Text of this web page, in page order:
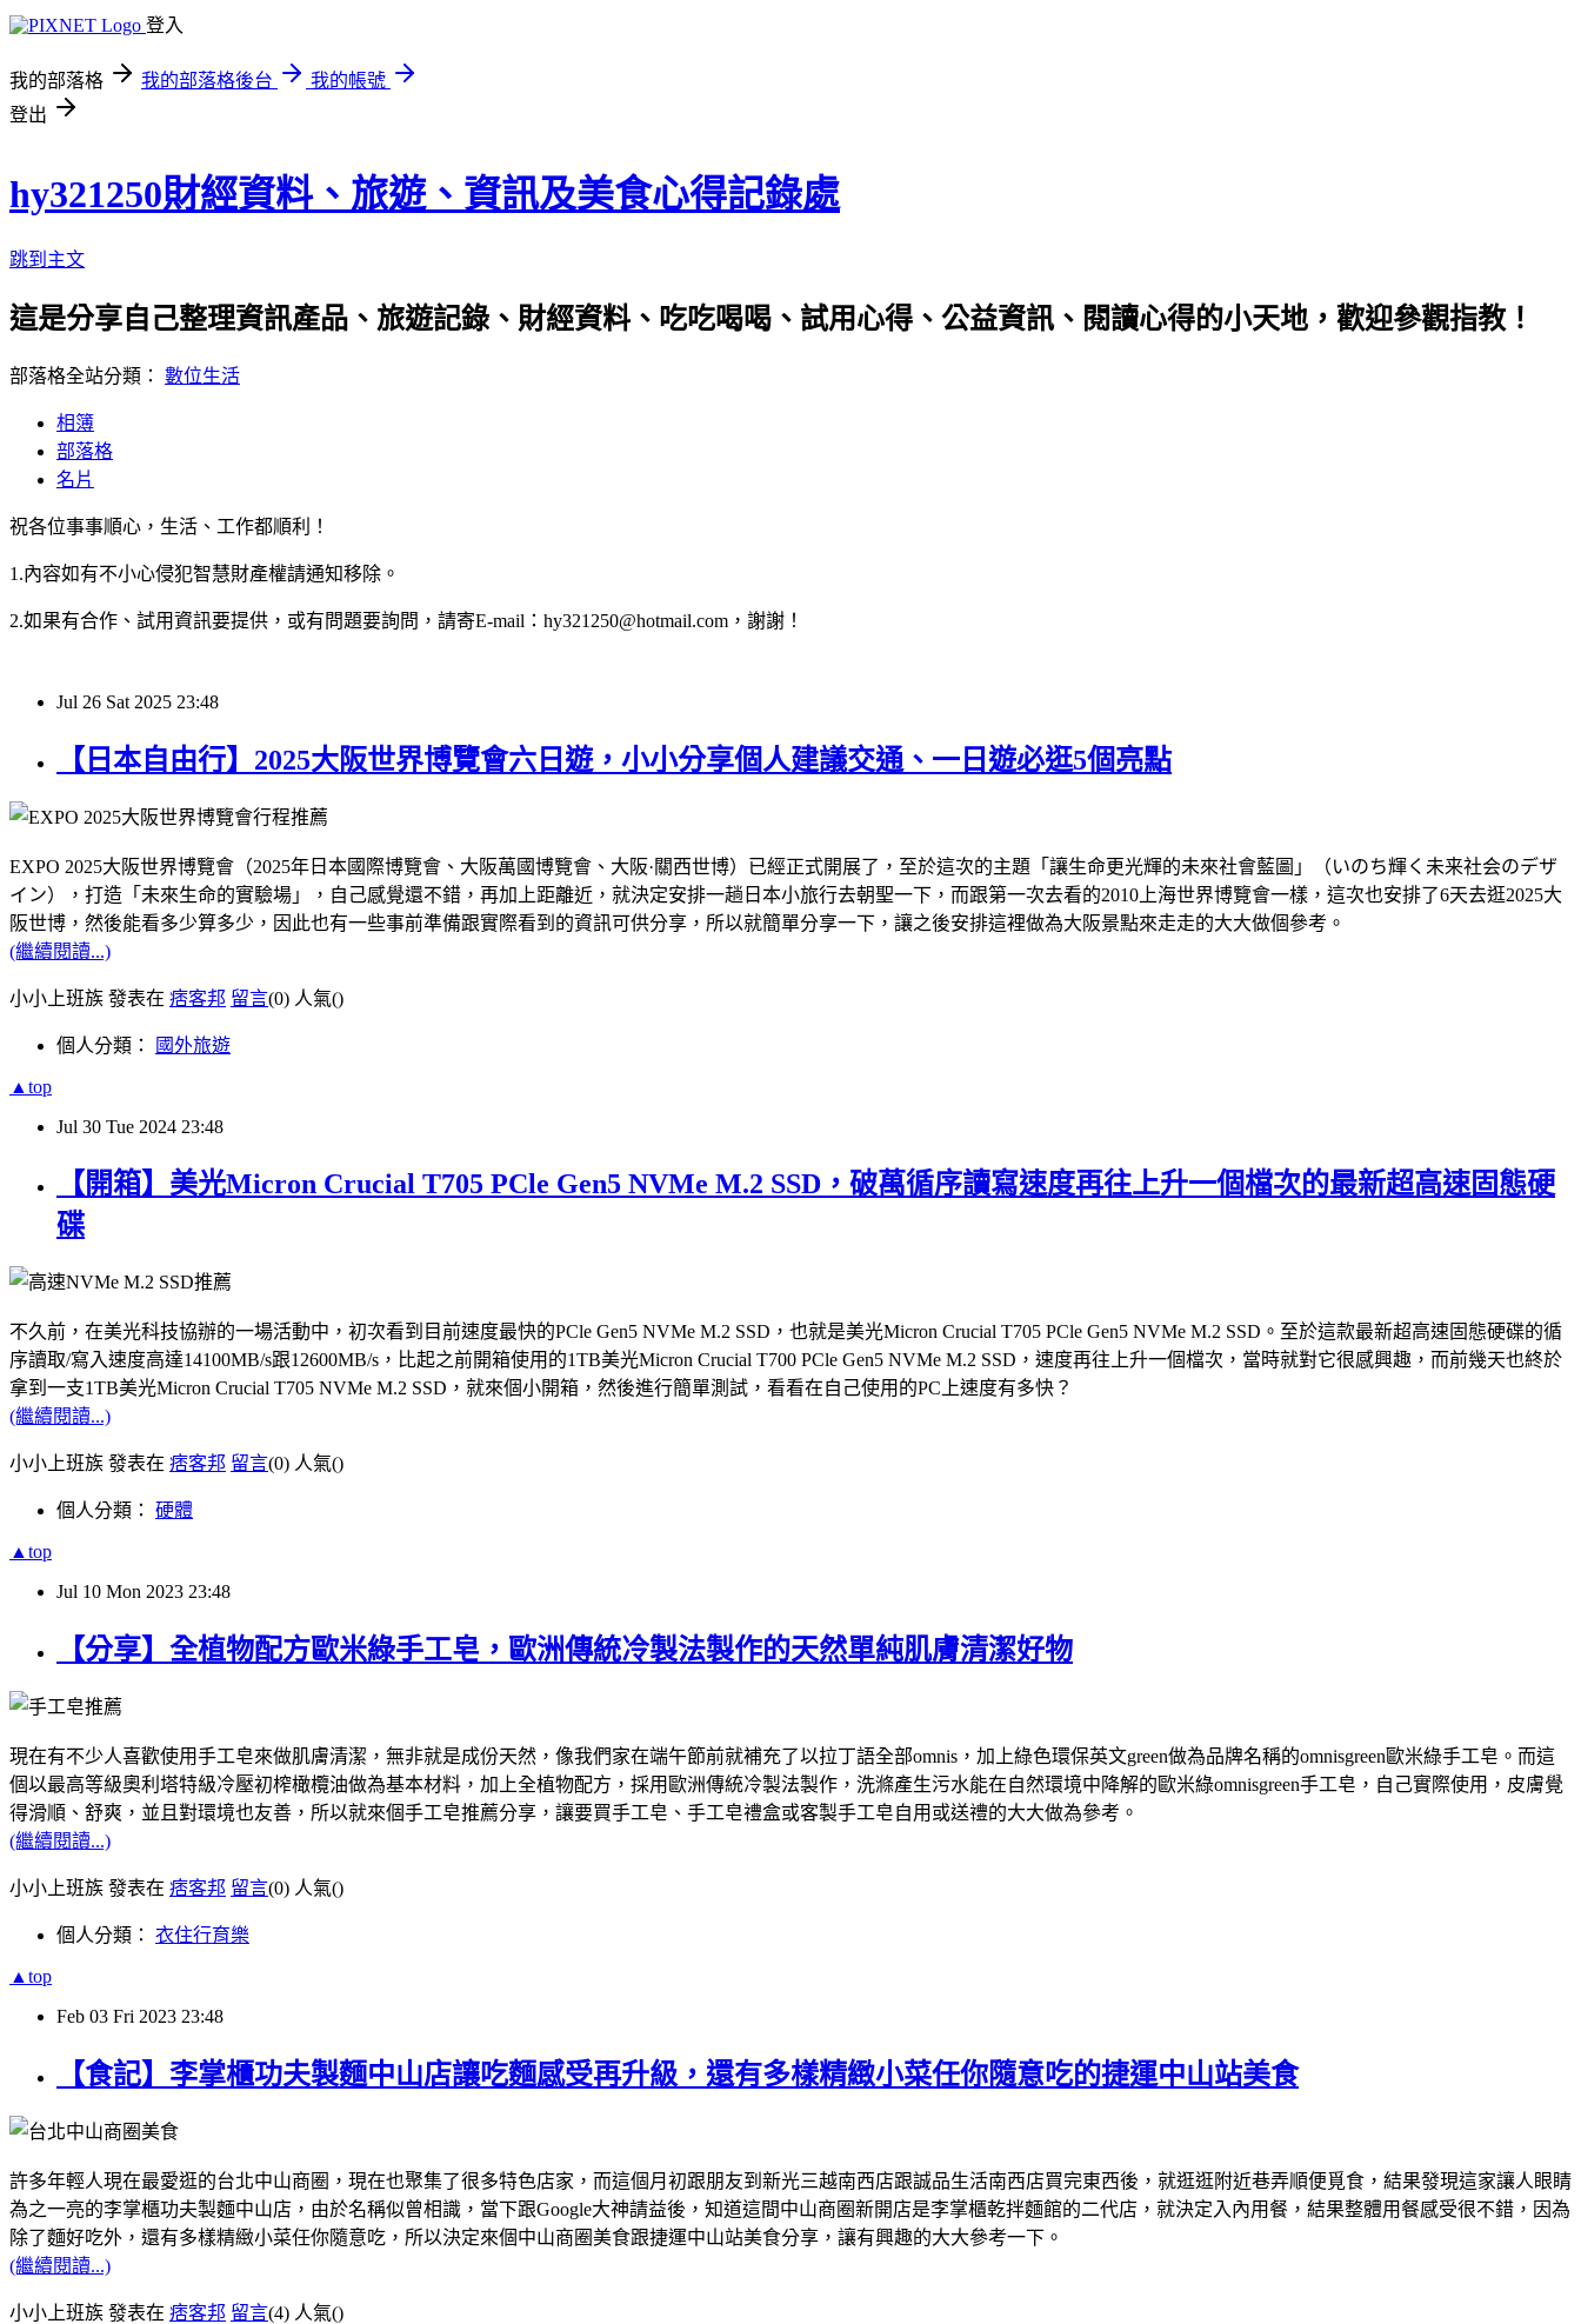
登入
我的部落格 我的部落格後台
我的帳號
登出
hy321250財經資料、旅遊、資訊及美食心得記錄處
跳到主文
這是分享自己整理資訊產品、旅遊記錄、財經資料、吃吃喝喝、試用心得、公益資訊、閱讀心得的小天地，歡迎參觀指教！
部落格全站分類： 數位生活
相簿
部落格
名片
祝各位事事順心，生活、工作都順利！
1.內容如有不小心侵犯智慧財產權請通知移除。
2.如果有合作、試用資訊要提供，或有問題要詢問，請寄E-mail：hy321250@hotmail.com，謝謝！
Jul 26 Sat 2025 23:48
【日本自由行】2025大阪世界博覽會六日遊，小小分享個人建議交通、一日遊必逛5個亮點
EXPO 2025大阪世界博覽會（2025年日本國際博覽會、大阪萬國博覽會、大阪·關西世博）已經正式開展了，至於這次的主題「讓生命更光輝的未來社會藍圖」（いのち輝く未来社会のデザ
イン），打造「未來生命的實驗場」，自己感覺還不錯，再加上距離近，就決定安排一趟日本小旅行去朝聖一下，而跟第一次去看的2010上海世界博覽會一樣，這次也安排了6天去逛2025大
阪世博，然後能看多少算多少，因此也有一些事前準備跟實際看到的資訊可供分享，所以就簡單分享一下，讓之後安排這裡做為大阪景點來走走的大大做個參考。
(繼續閱讀...)
小小上班族 發表在 痞客邦 留言(0) 人氣()
個人分類： 國外旅遊
▲top
Jul 30 Tue 2024 23:48
【開箱】美光Micron Crucial T705 PCle Gen5 NVMe M.2 SSD，破萬循序讀寫速度再往上升一個檔次的最新超高速固態硬
碟
不久前，在美光科技協辦的一場活動中，初次看到目前速度最快的PCle Gen5 NVMe M.2 SSD，也就是美光Micron Crucial T705 PCle Gen5 NVMe M.2 SSD。至於這款最新超高速固態硬碟的循
序讀取/寫入速度高達14100MB/s跟12600MB/s，比起之前開箱使用的1TB美光Micron Crucial T700 PCle Gen5 NVMe M.2 SSD，速度再往上升一個檔次，當時就對它很感興趣，而前幾天也終於
拿到一支1TB美光Micron Crucial T705 NVMe M.2 SSD，就來個小開箱，然後進行簡單測試，看看在自己使用的PC上速度有多快？
(繼續閱讀...)
小小上班族 發表在 痞客邦 留言(0) 人氣()
個人分類： 硬體
▲top
Jul 10 Mon 2023 23:48
【分享】全植物配方歐米綠手工皂，歐洲傳統冷製法製作的天然單純肌膚清潔好物
現在有不少人喜歡使用手工皂來做肌膚清潔，無非就是成份天然，像我們家在端午節前就補充了以拉丁語全部omnis，加上綠色環保英文green做為品牌名稱的omnisgreen歐米綠手工皂。而這
個以最高等級奧利塔特級冷壓初榨橄欖油做為基本材料，加上全植物配方，採用歐洲傳統冷製法製作，洗滌產生污水能在自然環境中降解的歐米綠omnisgreen手工皂，自己實際使用，皮膚覺
得滑順、舒爽，並且對環境也友善，所以就來個手工皂推薦分享，讓要買手工皂、手工皂禮盒或客製手工皂自用或送禮的大大做為參考。
(繼續閱讀...)
小小上班族 發表在 痞客邦 留言(0) 人氣()
個人分類： 衣住行育樂
▲top
Feb 03 Fri 2023 23:48
【食記】李掌櫃功夫製麵中山店讓吃麵感受再升級，還有多樣精緻小菜任你隨意吃的捷運中山站美食
許多年輕人現在最愛逛的台北中山商圈，現在也聚集了很多特色店家，而這個月初跟朋友到新光三越南西店跟誠品生活南西店買完東西後，就逛逛附近巷弄順便覓食，結果發現這家讓人眼睛
為之一亮的李掌櫃功夫製麵中山店，由於名稱似曾相識，當下跟Google大神請益後，知道這間中山商圈新開店是李掌櫃乾拌麵館的二代店，就決定入內用餐，結果整體用餐感受很不錯，因為
除了麵好吃外，還有多樣精緻小菜任你隨意吃，所以決定來個中山商圈美食跟捷運中山站美食分享，讓有興趣的大大參考一下。
(繼續閱讀...)
小小上班族 發表在 痞客邦 留言(4) 人氣()